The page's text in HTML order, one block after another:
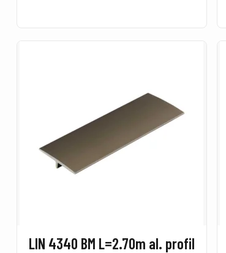
LIN 4340 BM L=2.70m al. profil